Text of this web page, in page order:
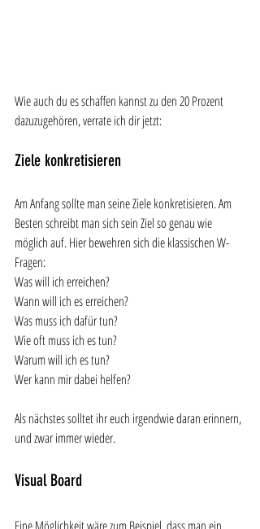
Wie auch du es schaffen kannst zu den 20 Prozent
dazuzugehören, verrate ich dir jetzt:
Ziele konkretisieren
Am Anfang sollte man seine Ziele konkretisieren. Am
Besten schreibt man sich sein Ziel so genau wie
möglich auf. Hier bewehren sich die klassischen W-
Fragen:
Was will ich erreichen?
Wann will ich es erreichen?
Was muss ich dafür tun?
Wie oft muss ich es tun?
Warum will ich es tun?
Wer kann mir dabei helfen?
Als nächstes solltet ihr euch irgendwie daran erinnern,
und zwar immer wieder.
Visual Board